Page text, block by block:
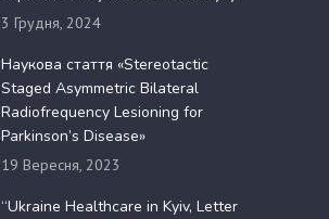
3 Грудня, 2024
Наукова стаття «Stereotactic
Staged Asymmetric Bilateral
Radiofrequency Lesioning for
Parkinson’s Disease»
19 Вересня, 2023
“Ukraine Healthcare in Kyiv, Letter